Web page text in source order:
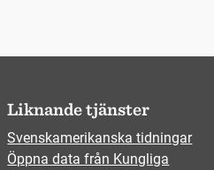
Liknande tjänster
Svenskamerikanska tidningar
Öppna data från Kungliga